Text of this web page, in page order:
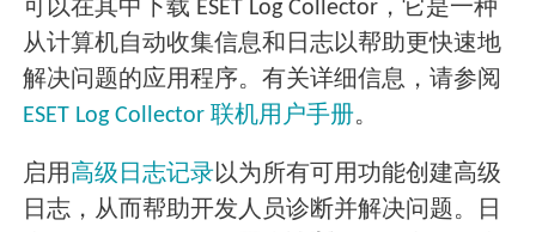
可以在其中下载 ESET Log Collector，它是一种
从计算机自动收集信息和日志以帮助更快速地
解决问题的应用程序。有关详细信息，请参阅
ESET Log Collector 联机用户手册。
启用 高级日志记录以为所有可用功能创建高级
日志，从而帮助开发人员诊断并解决问题。日